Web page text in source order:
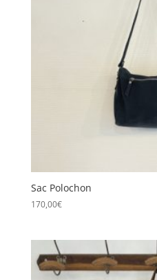
Sac Polochon
170,00€